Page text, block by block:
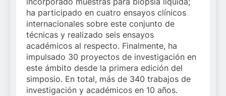
ha participado en cuatro ensayos clínicos
internacionales sobre este conjunto de
técnicas y realizado seis ensayos
académicos al respecto. Finalmente, ha
impulsado 30 proyectos de investigación en
este ámbito desde la primera edición del
simposio. En total, más de 340 trabajos de
investigación y académicos en 10 años.